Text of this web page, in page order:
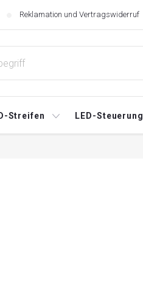
Reklamation und Vertragswiderruf
Streifen LED-Steuerung